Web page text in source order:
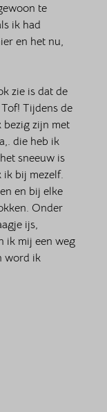
te
ik had
en het nu,
zie is dat de
Tijdens de
bezig zijn met
die heb ik
sneeuw is
bij mezelf.
en bij elke
Onder
ijs,
ik mij een weg
word ik